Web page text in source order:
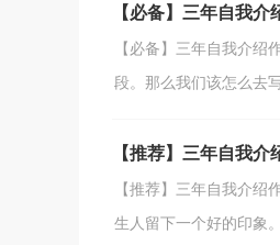
【必备】三年自我介
【必备】三年自我介
段。那么我们该怎么去
【推荐】三年自我介
【推荐】三年自我介绍
生人留下一个好的印象